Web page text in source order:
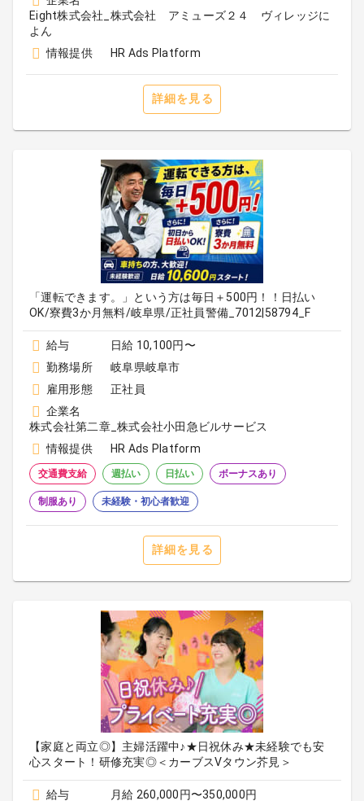
Eight株式会社_株式会社 アミューズ２４ ヴィレッジに
よん
情報提供
HR Ads Platform
詳細を見る
「運転できます。」という方は毎日＋500円！！日払い
OK/寮費3か月無料/岐阜県/正社員警備_7012|58794_F
給与
日給 10,100円〜
勤務場所
岐阜県岐阜市
雇用形態
正社員
企業名
株式会社第二章_株式会社小田急ビルサービス
情報提供
HR Ads Platform
交通費支給 週払い 日払い ボーナスあり
制服あり 未経験・初心者歓迎
詳細を見る
【家庭と両立◎】主婦活躍中♪★日祝休み★未経験でも安
心スタート！研修充実◎＜カーブスVタウン芥見＞
給与 月給 260,000円〜350,000円